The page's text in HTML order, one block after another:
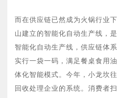
而在供应链已然成为火锅行业
山建立的智能化自动生产线，
智能化自动生产线，供应链体
实行一袋一码，满足餐桌食用
体化智能模式。今年，小龙坎
回收处理企业的系统。消费者